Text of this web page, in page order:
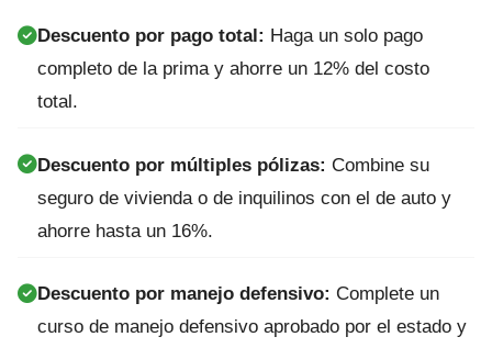
Descuento por pago total: Haga un solo pago
completo de la prima y ahorre un 12% del costo
total.
Descuento por múltiples pólizas: Combine su
seguro de vivienda o de inquilinos con el de auto y
ahorre hasta un 16%.
Descuento por manejo defensivo: Complete un
curso de manejo defensivo aprobado por el estado y